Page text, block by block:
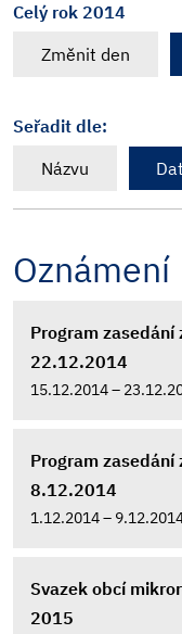
Celý rok 2014
Změnit den
Seřadit dle:
Názvu
Oznámení
Program
22.12.2014
15.12.2014 –
Program
8.12.2014
1.12.2014 –
Svazek obcí
2015